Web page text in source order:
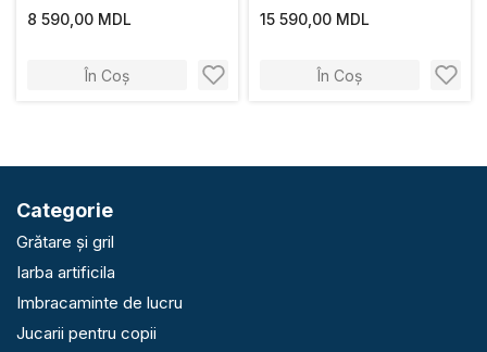
8 590,00 MDL
În Coș
15 590,00 MDL
În Coș
Categorie
Grătare și gril
Iarba artificila
Imbracaminte de lucru
Jucarii pentru copii